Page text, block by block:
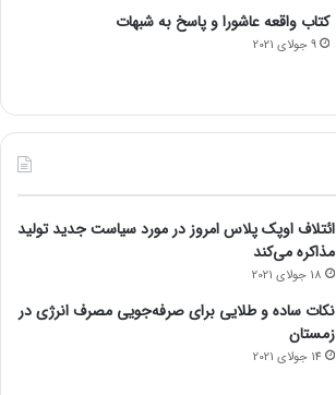
کتاب واقعه عاشورا و پاسخ به شبهات
9 جولای 2021
ائتلاف اوپک پلاس امروز در مورد سیاست جدید تولید
مذاکره می‌کند
18 جولای 2021
نکات ساده و طلایی برای صرفه‌جویی مصرف انرژی در
زمستان
14 جولای 2021